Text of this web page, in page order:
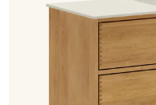
INSPIRATION